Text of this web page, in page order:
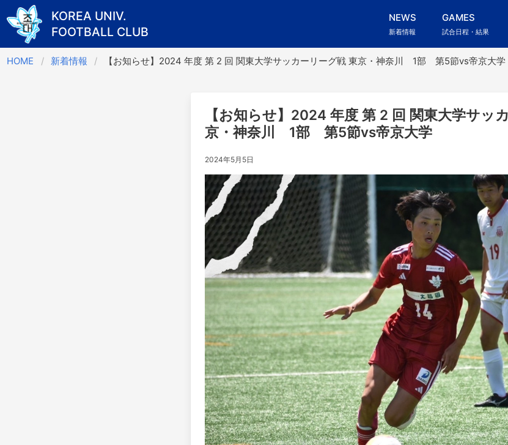
to
KOREA UNIV.
FOOTBALL CLUB
NEWS
新着情報
GAMES
試合日程・結果
HOME 新着情報 【お知らせ】2024 年度 第 2 回 関東大学サッカーリーグ戦 東京・神奈川 1部 第5節vs帝京大学
【お知らせ】2024 年度 第 2 回 関東大学サッ
京・神奈川 1部 第5節vs帝京大学
2024年5月5日